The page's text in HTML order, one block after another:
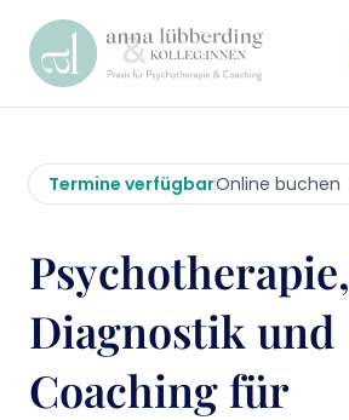
Praxis Lübberding
Termine verfügbarOnline buchen
Psychotherapie,
Diagnostik und
Coaching für